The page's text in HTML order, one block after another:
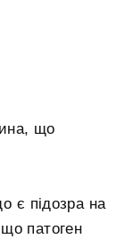
що
є підозра на
що патоген